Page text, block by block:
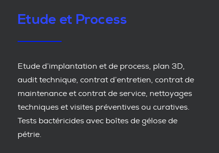
Etude et Process
Etude d’implantation et de process, plan 3D,
audit technique, contrat d’entretien, contrat de
maintenance et contrat de service, nettoyages
techniques et visites préventives ou curatives.
Tests bactéricides avec boîtes de gélose de
pétrie.